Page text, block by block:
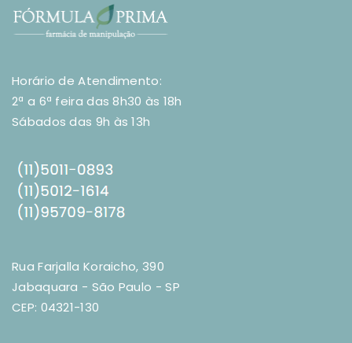
Horário de Atendimento:
2ª a 6ª feira das 8h30 às 18h
Sábados das 9h às 13h
Rua Farjalla Koraicho, 390
Jabaquara - São Paulo - SP
CEP: 04321-130